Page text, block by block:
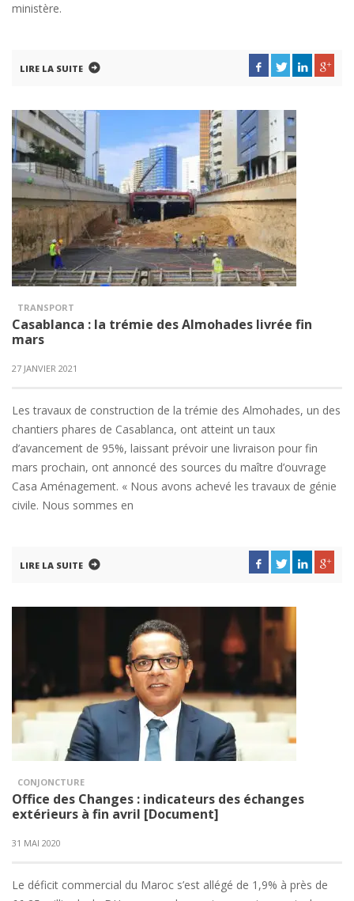
ministère.
LIRE LA SUITE
TRANSPORT
Casablanca : la trémie des Almohades livrée fin
mars
27 JANVIER 2021
Les travaux de construction de la trémie des Almohades, un des
chantiers phares de Casablanca, ont atteint un taux
d’avancement de 95%, laissant prévoir une livraison pour fin
mars prochain, ont annoncé des sources du maître d’ouvrage
Casa Aménagement. « Nous avons achevé les travaux de génie
civile. Nous sommes en
LIRE LA SUITE
CONJONCTURE
Office des Changes : indicateurs des échanges
extérieurs à fin avril [Document]
31 MAI 2020
Le déficit commercial du Maroc s’est allégé de 1,9% à près de